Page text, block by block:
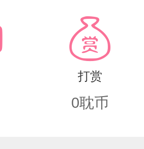
打赏
0耽币